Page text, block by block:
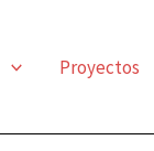
Proyectos